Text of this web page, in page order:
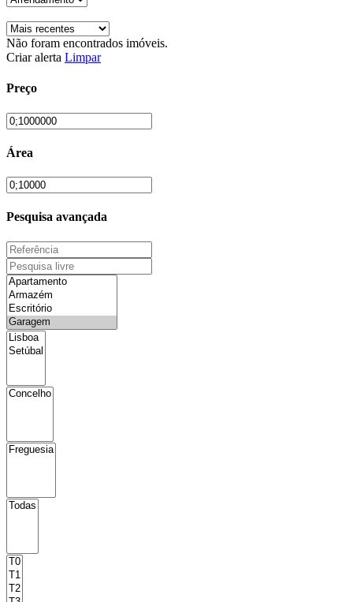
Não foram encontrados imóveis.
Criar alerta Limpar
Preço
Área
Pesquisa avançada